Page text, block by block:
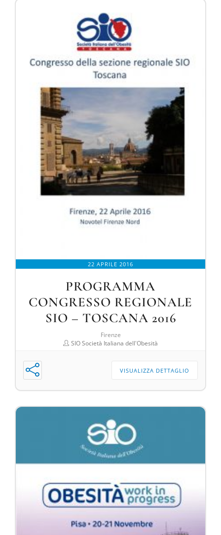
22 APRILE 2016
PROGRAMMA
CONGRESSO REGIONALE
SIO – TOSCANA 2016
Firenze
SIO Società Italiana dell'Obesità
VISUALIZZA DETTAGLIO